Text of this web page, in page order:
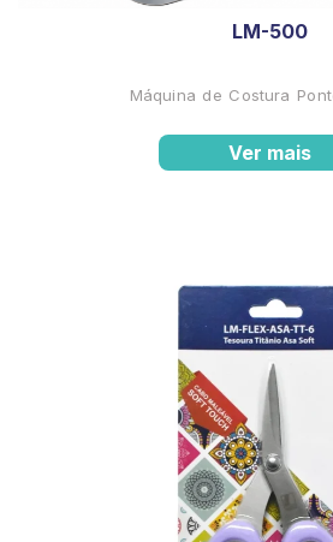
LM-500
Máquina de Costura
Ver mais